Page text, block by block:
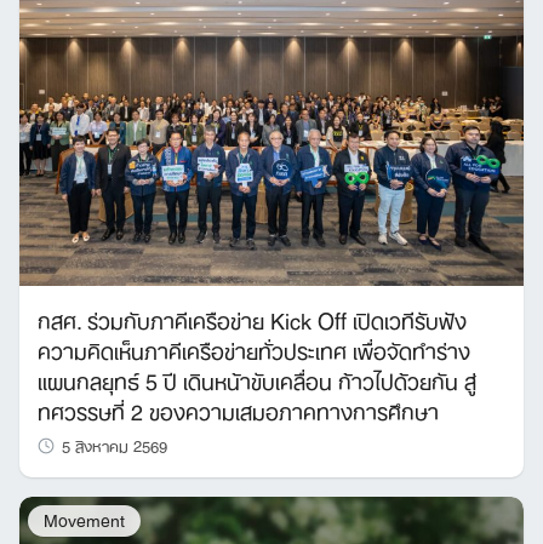
กสศ. ร่วมกับภาคีเครือข่าย Kick Off เปิดเวทีรับฟัง
ความคิดเห็นภาคีเครือข่ายทั่วประเทศ เพื่อจัดทำร่าง
แผนกลยุทธ์ 5 ปี เดินหน้าขับเคลื่อน ก้าวไปด้วยกัน สู่
ทศวรรษที่ 2 ของความเสมอภาคทางการศึกษา
5 สิงหาคม 2569
Movement